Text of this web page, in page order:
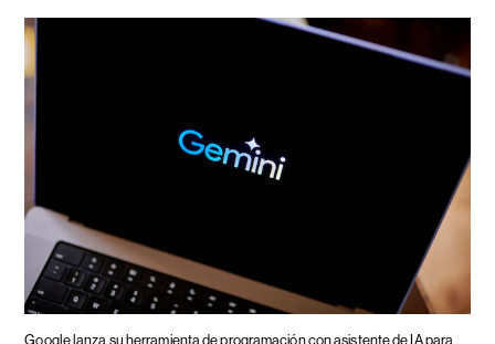
Google lanza su herramienta de programación con asistente de IA para